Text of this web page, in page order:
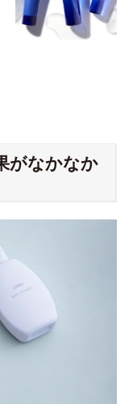
がなかなか